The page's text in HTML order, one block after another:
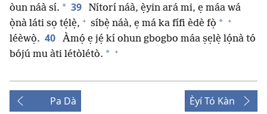
òun náà sí. * 39
Nítorí náà, ẹ̀yin ará mi, ẹ máa wá
ọ̀nà láti sọ tẹ́lẹ̀, + síbẹ̀ náà, ẹ má ka fífi èdè fọ̀ * +
léèwọ̀. 40
Àmọ́ ẹ jẹ́ kí ohun gbogbo máa ṣẹlẹ̀ lọ́nà tó
bójú mu àti létòlétò. * +
Pa Dà Èyí Tó Kàn